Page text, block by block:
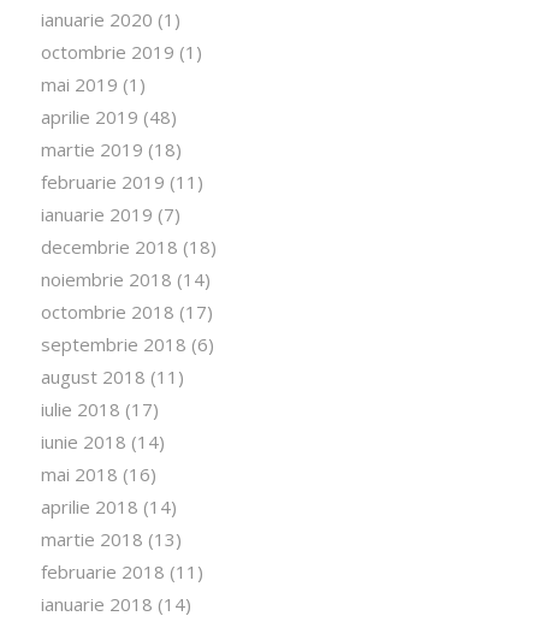
ianuarie 2020 (1)
octombrie 2019 (1)
mai 2019 (1)
aprilie 2019 (48)
martie 2019 (18)
februarie 2019 (11)
ianuarie 2019 (7)
decembrie 2018 (18)
noiembrie 2018 (14)
octombrie 2018 (17)
septembrie 2018 (6)
august 2018 (11)
iulie 2018 (17)
iunie 2018 (14)
mai 2018 (16)
aprilie 2018 (14)
martie 2018 (13)
februarie 2018 (11)
ianuarie 2018 (14)